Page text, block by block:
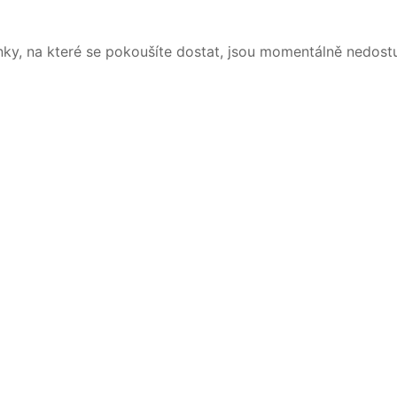
na které se pokoušíte dostat, jsou momentálně